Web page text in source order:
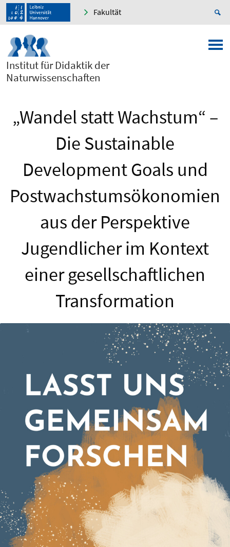
Fakultät
Institut für Didaktik der
Naturwissenschaften
„Wandel statt Wachstum“ –
Die Sustainable
Development Goals und
Postwachstumsökonomien
aus der Perspektive
Jugendlicher im Kontext
einer gesellschaftlichen
Transformation